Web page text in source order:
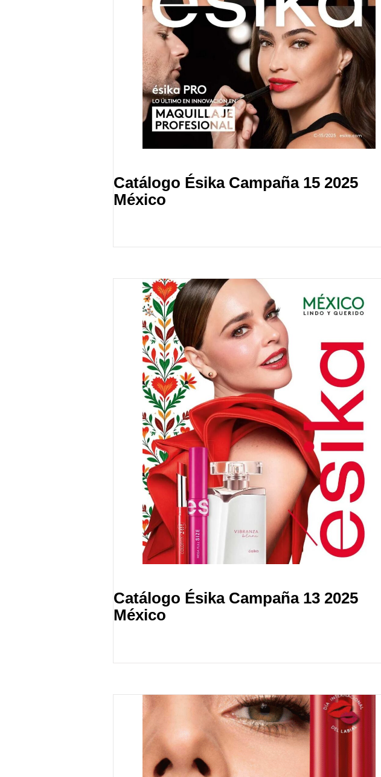
Catálogo Ésika Campaña 15 2025
México
Catálogo Ésika Campaña 13 2025
México